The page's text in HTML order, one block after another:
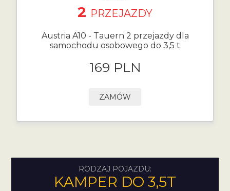
2 PRZEJAZDY
Austria A10 - Tauern 2 przejazdy dla
samochodu osobowego do 3,5 t
169 PLN
ZAMÓW
RODZAJ POJAZDU:
KAMPER DO 3,5T